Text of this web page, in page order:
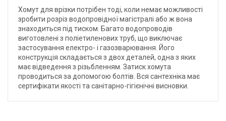
Хомут для врізки потрібен тоді, коли немає можливості
зробити розріз водопровідної магістралі або ж вона
знаходиться під тиском. Багато водопроводів
виготовлені з поліетиленових труб, що виключає
застосування електро- і газозварювання. Його
конструкція складається з двох деталей, одна з яких
має відведення з різьбленням. Затиск хомута
проводиться за допомогою болтів. Вся сантехніка має
сертифікати якості та санітарно-гігієнічні висновки.